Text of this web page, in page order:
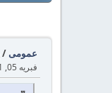
عمومی /
فبریه 05, 2011, 01:46:45 بعد از ظهر